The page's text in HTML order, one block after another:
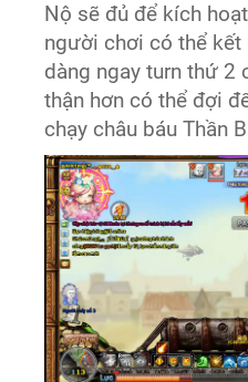
Nộ sẽ đủ để kích
người chơi có thể
dàng ngay turn thứ 2
thận hơn có thể đợi
chạy châu báu Thần